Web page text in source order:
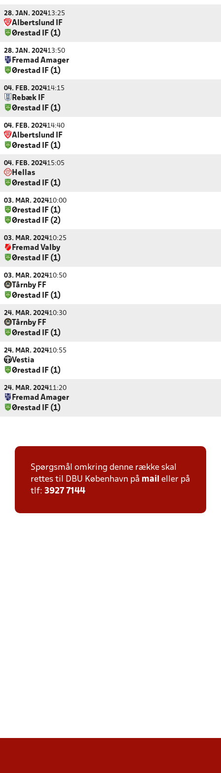
28. JAN. 202413:25
Albertslund IF
Ørestad IF (1)
28. JAN. 202413:50
Fremad Amager
Ørestad IF (1)
04. FEB. 202414:15
Rebæk IF
Ørestad IF (1)
04. FEB. 202414:40
Albertslund IF
Ørestad IF (1)
04. FEB. 202415:05
Hellas
Ørestad IF (1)
03. MAR. 202410:00
Ørestad IF (1)
Ørestad IF (2)
03. MAR. 202410:25
Fremad Valby
Ørestad IF (1)
03. MAR. 202410:50
Tårnby FF
Ørestad IF (1)
24. MAR. 202410:30
Tårnby FF
Ørestad IF (1)
24. MAR. 202410:55
Vestia
Ørestad IF (1)
24. MAR. 202411:20
Fremad Amager
Ørestad IF (1)
Spørgsmål omkring denne række skal
rettes til DBU København på mail eller på
tlf: 3927 7144